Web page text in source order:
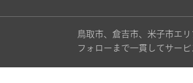
鳥取市、倉吉市、米子市エ
フォローまで一貫してサー